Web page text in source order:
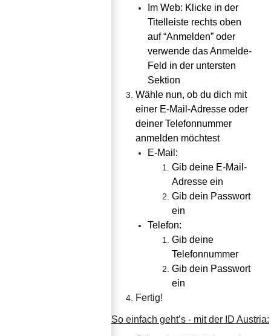
Im Web: Klicke in der
Titelleiste rechts oben
auf “Anmelden” oder
verwende das Anmelde-
Feld in der untersten
Sektion
Wähle nun, ob du dich mit
einer E-Mail-Adresse oder
deiner Telefonnummer
anmelden möchtest
E-Mail:
Gib deine E-Mail-
Adresse ein
Gib dein Passwort
ein
Telefon:
Gib deine
Telefonnummer
Gib dein Passwort
ein
Fertig!
So einfach geht’s - mit der ID Austria: